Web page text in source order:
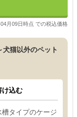
月09日時点 での税込価格
猫以外のペット
け込む
槽タイプのケージ